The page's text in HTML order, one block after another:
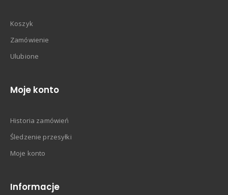
Koszyk
Zamówienie
Ulubione
Moje konto
Historia zamówień
Śledzenie przesyłki
Moje konto
Informacje